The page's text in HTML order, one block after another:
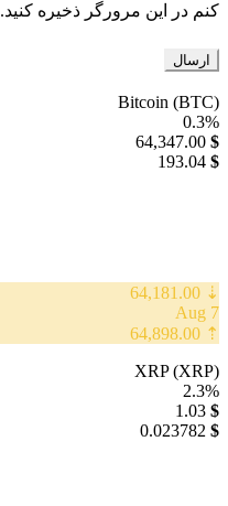
کنم در این مرورگر ذخیره کنید.
Bitcoin (BTC)
0.3%
$
64,347.00
$
193.04
⇣ 64,181.00
7 Aug
⇡ 64,898.00
XRP (XRP)
2.3%
$
1.03
$
0.023782